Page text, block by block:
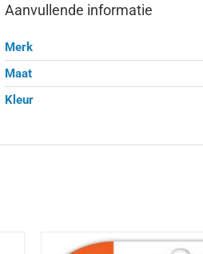
Aanvullende informatie
Merk
Maat
Kleur